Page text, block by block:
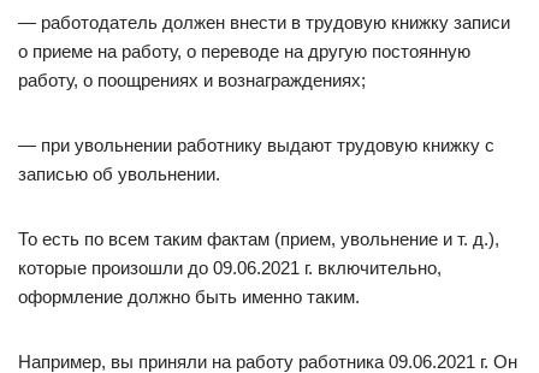
— работодатель должен внести в трудовую книжку записи
о приеме на работу, о переводе на другую постоянную
работу, о поощрениях и вознаграждениях;
— при увольнении работнику выдают трудовую книжку с
записью об увольнении.
То есть по всем таким фактам (прием, увольнение и т. д.),
которые произошли до 09.06.2021 г. включительно,
оформление должно быть именно таким.
Например, вы приняли на работу работника 09.06.2021 г. Он